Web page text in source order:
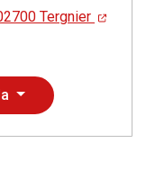
Tergnier